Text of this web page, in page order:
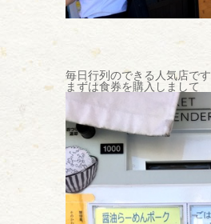
毎日行列のできる人気店です
まずは食券を購入しまして